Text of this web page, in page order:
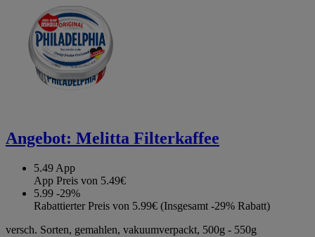
Angebot: Melitta Filterkaffee
5.49 App
App Preis von 5.49€
5.99 -29%
Rabattierter Preis von 5.99€ (Insgesamt -29% Rabatt)
versch. Sorten, gemahlen, vakuumverpackt, 500g - 550g